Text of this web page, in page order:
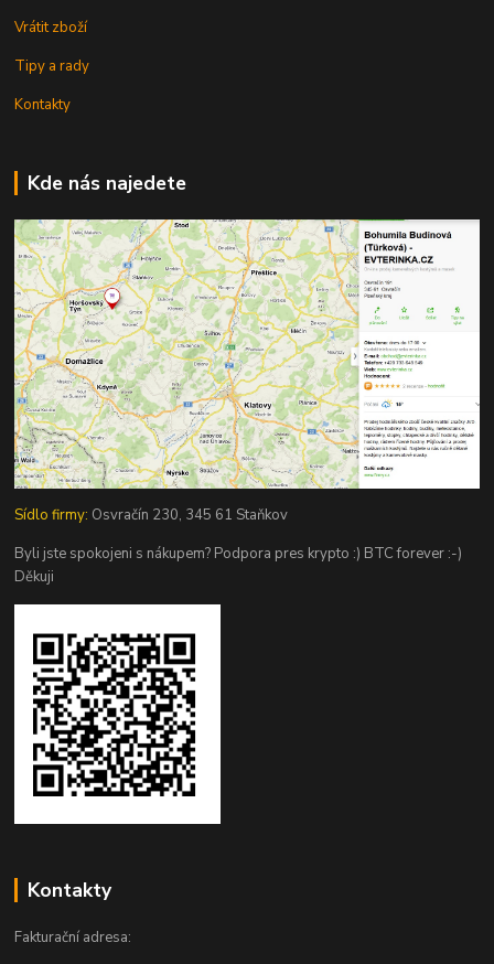
Vrátit zboží
Tipy a rady
Kontakty
Kde nás najedete
Sídlo firmy: Osvračín 230, 345 61 Staňkov
Byli jste spokojeni s nákupem? Podpora pres krypto :) BTC forever :-)
Děkuji
Kontakty
Fakturační adresa: